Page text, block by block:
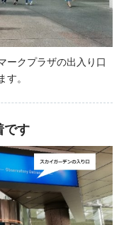
ークプラザの出入り口
。
です